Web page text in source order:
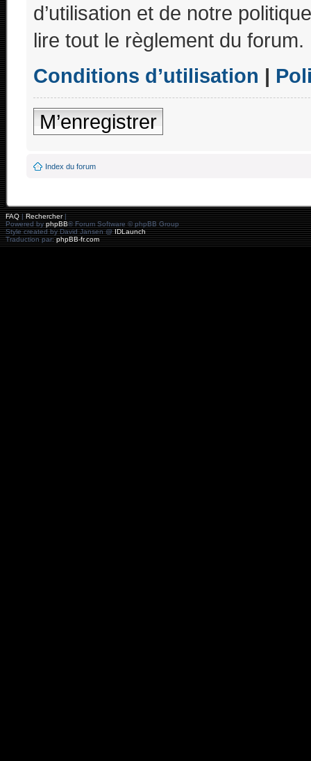
d’utilisation et de notre
lire tout le règlement du forum.
Conditions d’utilisation |
M’enregistrer
Index du forum
FAQ|Rechercher|
Powered byphpBB® Forum Software © phpBB Group
Style created by David Jansen @IDLaunch
Traduction par:phpBB-fr.com